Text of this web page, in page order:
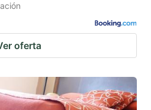
oferta